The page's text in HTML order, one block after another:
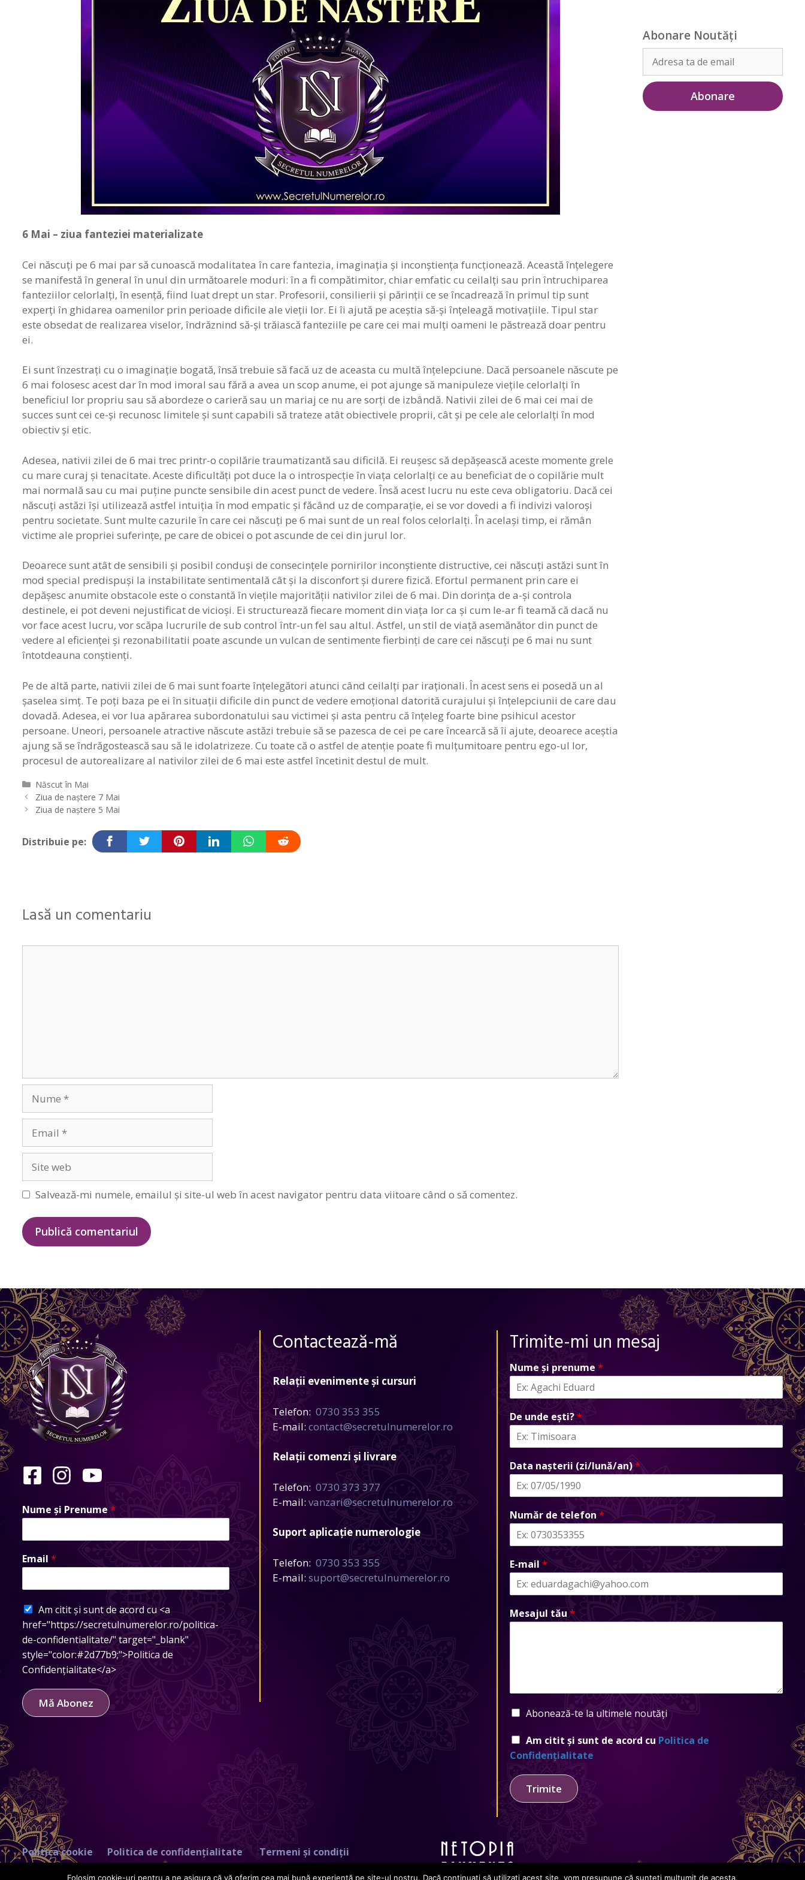
6 Mai – ziua fanteziei materializate
Cei născuţi pe 6 mai par să cunoască modalitatea în care fantezia, imaginaţia şi inconştienţa funcţionează. Această înţelegere
se manifestă în general în unul din următoarele moduri: în a fi compătimitor, chiar emfatic cu ceilalţi sau prin întruchiparea
fanteziilor celorlalţi, în esenţă, fiind luat drept un star. Profesorii, consilierii şi părinţii ce se încadrează în primul tip sunt
experţi în ghidarea oamenilor prin perioade dificile ale vieţii lor. Ei îi ajută pe aceştia să-şi înţeleagă motivaţiile. Tipul star
este obsedat de realizarea viselor, îndrăznind să-şi trăiască fanteziile pe care cei mai mulţi oameni le păstrează doar pentru
ei.
Ei sunt înzestraţi cu o imaginaţie bogată, însă trebuie să facă uz de aceasta cu multă înţelepciune. Dacă persoanele născute pe
6 mai folosesc acest dar în mod imoral sau fără a avea un scop anume, ei pot ajunge să manipuleze vieţile celorlalţi în
beneficiul lor propriu sau să abordeze o carieră sau un mariaj ce nu are sorţi de izbândă. Nativii zilei de 6 mai cei mai de
succes sunt cei ce-şi recunosc limitele şi sunt capabili să trateze atât obiectivele proprii, cât şi pe cele ale celorlalţi în mod
obiectiv şi etic.
Adesea, nativii zilei de 6 mai trec printr-o copilărie traumatizantă sau dificilă. Ei reuşesc să depăşească aceste momente grele
cu mare curaj şi tenacitate. Aceste dificultăţi pot duce la o introspecţie în viaţa celorlalţi ce au beneficiat de o copilărie mult
mai normală sau cu mai puţine puncte sensibile din acest punct de vedere. Însă acest lucru nu este ceva obligatoriu. Dacă cei
născuţi astăzi îşi utilizează astfel intuiţia în mod empatic şi făcând uz de comparaţie, ei se vor dovedi a fi indivizi valoroşi
pentru societate. Sunt multe cazurile în care cei născuţi pe 6 mai sunt de un real folos celorlalţi. În acelaşi timp, ei rămân
victime ale propriei suferinţe, pe care de obicei o pot ascunde de cei din jurul lor.
Deoarece sunt atât de sensibili şi posibil conduşi de consecinţele pornirilor inconştiente distructive, cei născuţi astăzi sunt în
mod special predispuşi la instabilitate sentimentală cât şi la disconfort şi durere fizică. Efortul permanent prin care ei
depăşesc anumite obstacole este o constantă în vieţile majorităţii nativilor zilei de 6 mai. Din dorinţa de a-şi controla
destinele, ei pot deveni nejustificat de vicioşi. Ei structurează fiecare moment din viaţa lor ca şi cum le-ar fi teamă că dacă nu
vor face acest lucru, vor scăpa lucrurile de sub control într-un fel sau altul. Astfel, un stil de viaţă asemănător din punct de
vedere al eficienţei şi rezonabilitatii poate ascunde un vulcan de sentimente fierbinţi de care cei născuţi pe 6 mai nu sunt
întotdeauna conştienţi.
Pe de altă parte, nativii zilei de 6 mai sunt foarte înţelegători atunci când ceilalţi par iraţionali. În acest sens ei posedă un al
şaselea simţ. Te poţi baza pe ei în situaţii dificile din punct de vedere emoţional datorită curajului şi înţelepciunii de care dau
dovadă. Adesea, ei vor lua apărarea subordonatului sau victimei şi asta pentru că înţeleg foarte bine psihicul acestor
persoane. Uneori, persoanele atractive născute astăzi trebuie să se pazesca de cei pe care încearcă să îi ajute, deoarece aceştia
ajung să se îndrăgostească sau să le idolatrizeze. Cu toate că o astfel de atenţie poate fi mulţumitoare pentru ego-ul lor,
procesul de autorealizare al nativilor zilei de 6 mai este astfel încetinit destul de mult.
Categorii
Născut în Mai
Navigare
în
Ziua de naştere 7 Mai
Ziua de naştere 5 Mai
Distribuie pe:
Lasă un comentariu
web
Salvează-mi numele, emailul și site-ul web în acest navigator pentru data viitoare când o să comentez.
Abonare Noutăți
Nume și Prenume *
Email *
Am citit și sunt de acord cu <a
href="https://secretulnumerelor.ro/politica-
de-confidentialitate/" target="_blank"
style="color:#2d77b9;">Politica de
Confidențialitate</a>
Mă Abonez
Contactează-mă
Relații evenimente și cursuri
Telefon: 0730 353 355
E-mail: contact@secretulnumerelor.ro
Relații comenzi și livrare
Telefon: 0730 373 377
E-mail: vanzari@secretulnumerelor.ro
Suport aplicație numerologie
Telefon: 0730 353 355
E-mail: suport@secretulnumerelor.ro
Trimite-mi un mesaj
Nume și prenume *
De unde ești?*
Data nașterii (zi/lună/an)*
Număr de telefon *
E-mail *
Mesajul tău *
Abonează-te la ultimele noutăți
Am citit și sunt de acord cu Politica de
Confidențialitate
Trimite
Politica cookie Politica de confidențialitate Termeni și condiții
Creat deGDCloud.io
Folosim cookie-uri pentru a ne asigura că vă oferim cea mai bună experiență pe site-ul nostru. Dacă continuați să utilizați acest site, vom presupune că sunteți mulțumit de acesta.